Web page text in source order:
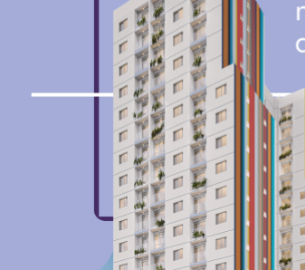
IMÓVEIS
Breve lançamento
Lançamento
Em Obra
Pronto
100% vendido
Saiba mais sobre HIS / HMP